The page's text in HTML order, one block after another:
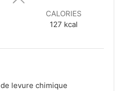
CALORIES
127 kcal
de levure chimique